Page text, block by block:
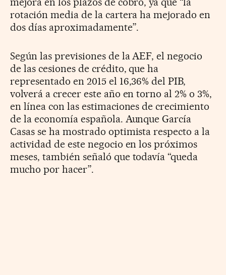
rotación media de la cartera ha mejorado en
dos días aproximadamente”.
Según las previsiones de la AEF, el negocio
de las cesiones de crédito, que ha
representado en 2015 el 16,36% del PIB,
volverá a crecer este año en torno al 2% o 3%,
en línea con las estimaciones de crecimiento
de la economía española. Aunque García
Casas se ha mostrado optimista respecto a la
actividad de este negocio en los próximos
meses, también señaló que todavía “queda
mucho por hacer”.